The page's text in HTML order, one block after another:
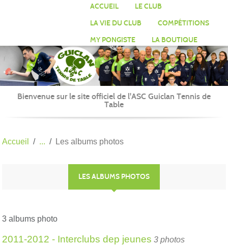
ACCUEIL
LE CLUB
LA VIE DU CLUB
COMPÉTITIONS
MY PONGISTE
LA BOUTIQUE
Bienvenue sur le site officiel de l'ASC Guiclan Tennis de
Table
Accueil Les albums photos
LES ALBUMS PHOTOS
3 albums photo
2011-2012 - Interclubs dep jeunes 3 photos
Panneau de gestion des cookies